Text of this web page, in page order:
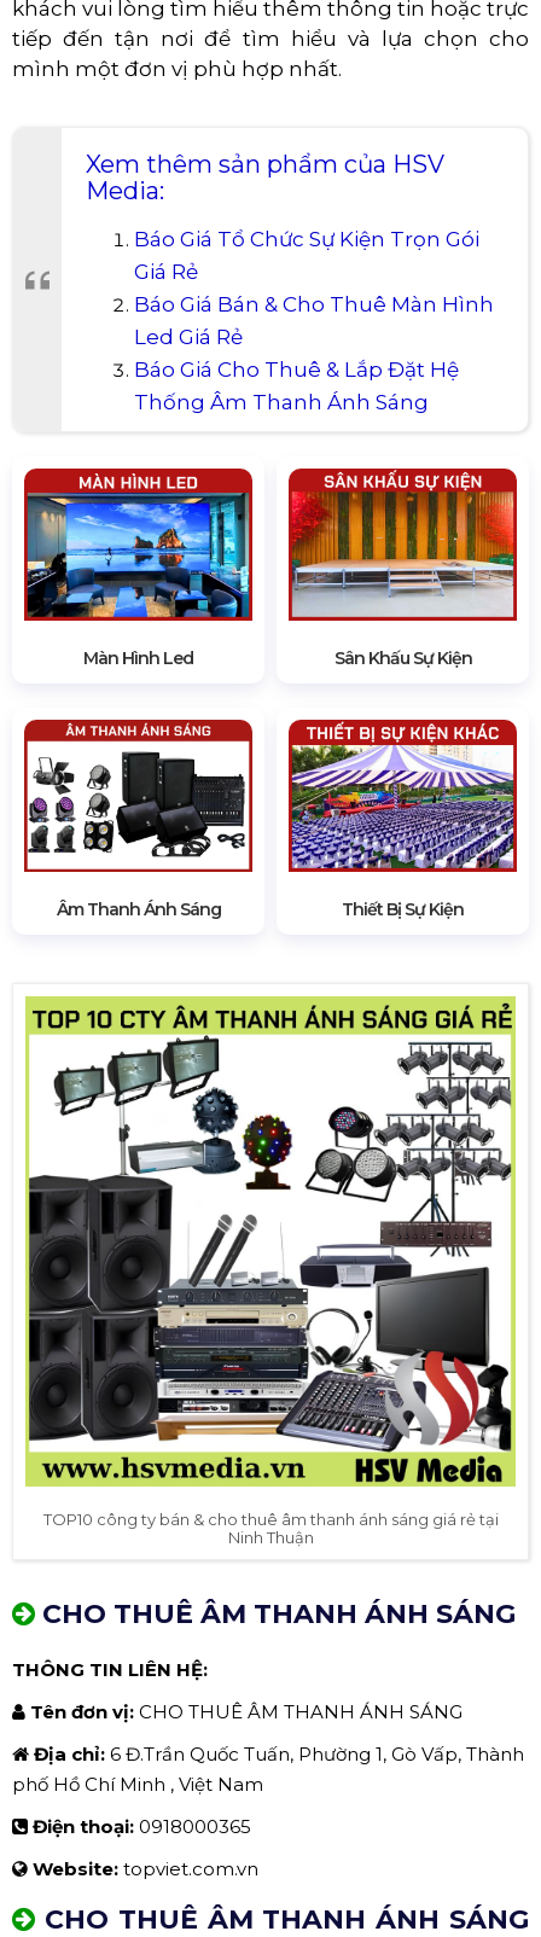
khách vui lòng tìm hiểu thêm thông tin hoặc trực
tiếp đến tận nơi để tìm hiểu và lựa chọn cho
mình một đơn vị phù hợp nhất.
Xem thêm sản phẩm của HSV
Media:
Báo Giá Tổ Chức Sự Kiện Trọn Gói
Giá Rẻ
Báo Giá Bán & Cho Thuê Màn Hình
Led Giá Rẻ
Báo Giá Cho Thuê & Lắp Đặt Hệ
Thống Âm Thanh Ánh Sáng
Màn Hình Led Sân Khấu Sự Kiện
Âm Thanh Ánh Sáng Thiết Bị Sự Kiện
TOP10 công ty bán & cho thuê âm thanh ánh sáng giá rẻ tại
Ninh Thuận
CHO THUÊ ÂM THANH ÁNH SÁNG
THÔNG TIN LIÊN HỆ:
Tên đơn vị: CHO THUÊ ÂM THANH ÁNH SÁNG
Địa chỉ: 6 Đ.Trần Quốc Tuấn, Phường 1, Gò Vấp, Thành
phố Hồ Chí Minh , Việt Nam
Điện thoại: 0918000365
Website: topviet.com.vn
CHO THUÊ ÂM THANH ÁNH SÁNG